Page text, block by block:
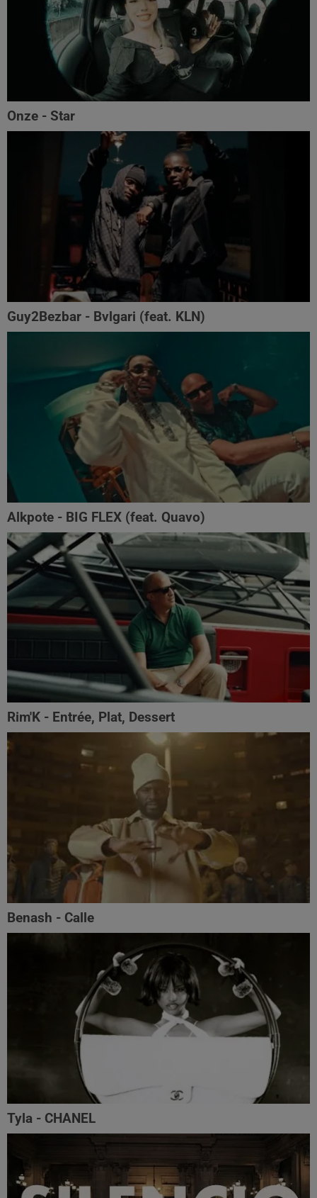
Onze - Star
Guy2Bezbar - Bvlgari (feat. KLN)
Alkpote - BIG FLEX (feat. Quavo)
Rim'K - Entrée, Plat, Dessert
Benash - Calle
Tyla - CHANEL